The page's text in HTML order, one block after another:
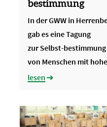
bestimmung
In der GWW in
gab es eine Tagung
zur Selbst-bestimmung
von Menschen mit
lesen